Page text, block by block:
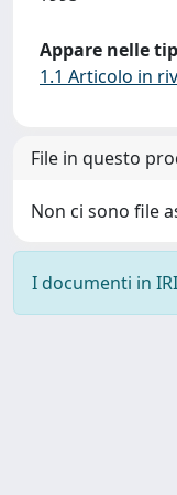
Appare nelle
1.1 Articolo in
File in questo
Non ci sono file
I documenti in